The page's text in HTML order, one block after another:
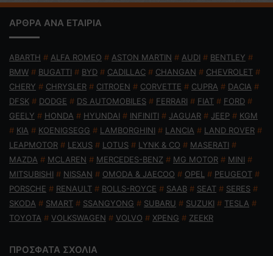
ΑΡΘΡΑ ΑΝΑ ΕΤΑΙΡΙΑ
ABARTH # ALFA ROMEO # ASTON MARTIN # AUDI # BENTLEY #
BMW # BUGATTI # BYD # CADILLAC # CHANGAN # CHEVROLET #
CHERY # CHRYSLER # CITROEN # CORVETTE # CUPRA # DACIA #
DFSK # DODGE # DS AUTOMOBILES # FERRARI # FIAT # FORD #
GEELY # HONDA # HYUNDAI # INFINITI # JAGUAR # JEEP # KGM
# KIA # KOENIGSEGG # LAMBORGHINI # LANCIA # LAND ROVER #
LEAPMOTOR # LEXUS # LOTUS # LYNK & CO # MASERATI #
MAZDA # MCLAREN # MERCEDES-BENZ # MG MOTOR # MINI #
MITSUBISHI # NISSAN # OMODA & JAECOO # OPEL # PEUGEOT #
PORSCHE # RENAULT # ROLLS-ROYCE # SAAB # SEAT # SERES #
SKODA # SMART # SSANGYONG # SUBARU # SUZUKI # TESLA #
TOYOTA # VOLKSWAGEN # VOLVO # XPENG # ZEEKR
ΠΡΟΣΦΑΤΑ ΣΧΟΛΙΑ